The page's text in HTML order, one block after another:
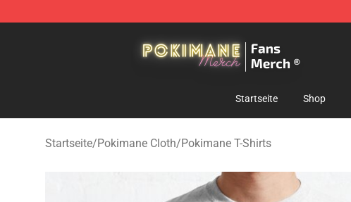
Startseite Shop
Startseite/Pokimane Cloth/Pokimane T-Shirts